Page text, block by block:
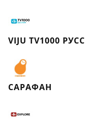
VIJU TV1000
САРАФАН